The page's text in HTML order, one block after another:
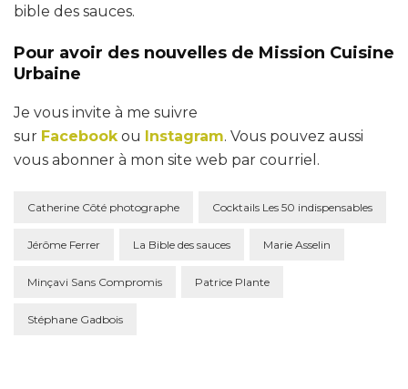
bible des sauces.
Pour avoir des nouvelles de Mission Cuisine
Urbaine
Je vous invite à me suivre
sur Facebookou Instagram. Vous pouvez aussi
vous abonner à mon site web par courriel.
Catherine Côté photographe Cocktails Les 50 indispensables
Jérôme Ferrer La Bible des sauces Marie Asselin
Minçavi Sans Compromis Patrice Plante
Stéphane Gadbois